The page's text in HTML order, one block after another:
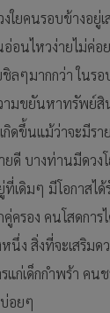
ใยคนรอบข้างอยู่
อนไหวง่ายไม่ค่อ
ลๆมากกว่า ในร
วามขยันหาทรัพย์สิ
ดขึ้นแม้ว่าจะมีรา
ยดี บางท่านมีดว
ที่เดิมๆ มีโอกาสไ
คู่ครอง คนโสดกา
นึ่ง สิ่งที่จะเสริมด
แก่เด็กกำพร้า คน
อยๆ